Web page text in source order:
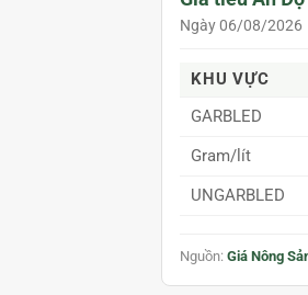
Ngày 06/08/2026
KHU VỰC
GARBLED
Gram/lít
UNGARBLED
Nguồn: Giá Nông